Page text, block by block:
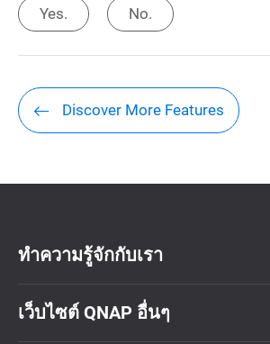
Yes. No.
Discover More Features
ทำความรู้จักกับเรา
เว็บไซต์ QNAP อื่นๆ